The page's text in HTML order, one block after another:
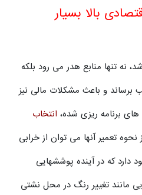
بالا بسیار
نه تنها منابع هدر می رود بلکه
و باعث مشکلات مالی نیز
های برنامه ریزی شده، انتخاب
نحوه تعمیر آنها می توان از خرابی
دارد که در آینده پوششهایی
مانند تغییر رنگ در محل نشتی